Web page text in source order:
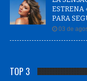
ESTRENA
PARA
03 de
TOP 3